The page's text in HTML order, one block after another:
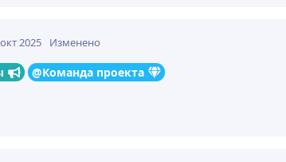
2025 Изменено
@Команда проекта